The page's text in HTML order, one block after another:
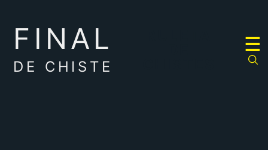
FINAL
DE CHISTE
☰